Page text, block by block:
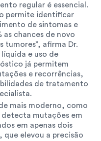
regular é essencial.
permite identificar
de sintomas e
as chances de novo
tumores”, afirma Dr.
e uso de
já permitem
e recorrências,
de tratamento
mais moderno, como
mutações em
em apenas dois
elevou a precisão